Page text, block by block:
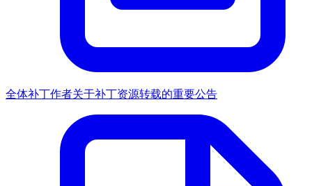
全体补丁作者关于补丁资源转载的重要公告